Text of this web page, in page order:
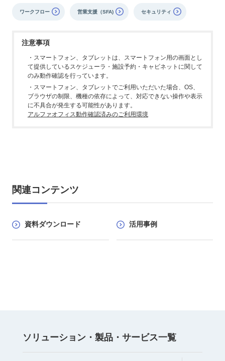
ワークフロー 営業支援（SFA) セキュリティ
注意事項
・スマートフォン、タブレットは、スマートフォン用の画面とし
て提供しているスケジューラ・施設予約・キャビネットに関して
のみ動作確認を行っています。
・スマートフォン、タブレットでご利用いただいた場合、OS、
ブラウザの制限、機種の依存によって、対応できない操作や表示
に不具合が発生する可能性があります。
アルファオフィス動作確認済みのご利用環境
関連コンテンツ
資料ダウンロード 活用事例
ソリューション・製品・サービス⼀覧